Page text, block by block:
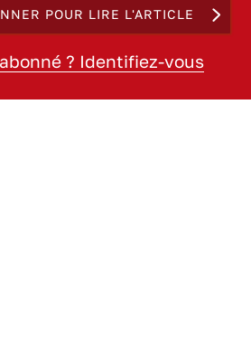
POUR LIRE L'ARTICLE
? Identifiez-vous